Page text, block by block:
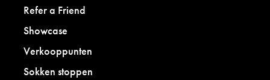
Refer a Friend
Showcase
Verkooppunten
Sokken stoppen